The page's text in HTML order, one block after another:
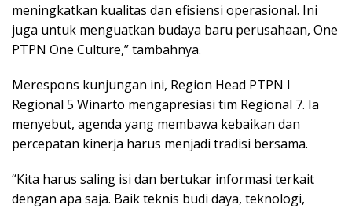
meningkatkan kualitas dan efisiensi operasional. Ini
juga untuk menguatkan budaya baru perusahaan, One
PTPN One Culture,” tambahnya.
Merespons kunjungan ini, Region Head PTPN I
Regional 5 Winarto mengapresiasi tim Regional 7. Ia
menyebut, agenda yang membawa kebaikan dan
percepatan kinerja harus menjadi tradisi bersama.
“Kita harus saling isi dan bertukar informasi terkait
dengan apa saja. Baik teknis budi daya, teknologi,